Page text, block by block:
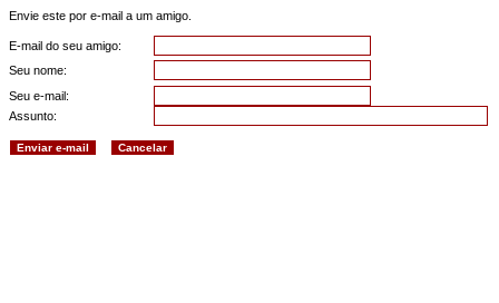
Envie este por e-mail a um amigo.
E-mail do seu amigo:
Seu nome:
Seu e-mail:
Assunto: